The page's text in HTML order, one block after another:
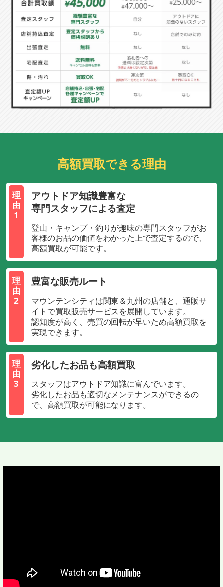
高額買取できる理由
理
由
1
アウトドア知識豊富な
専門スタッフによる査定
登山・キャンプ・釣りが趣味の専門スタッフがお
客様のお品の価値をわかった上で査定するので、
高額買取が可能です。
理
由
2
豊富な販売ルート
マウンテンシティは関東＆九州の店舗と、通販サ
イトで買取販売サービスを展開しています。
認知度が高く、売買の回転が早いため高額買取を
実現できます。
理
由
3
劣化したお品も高額買取
スタッフはアウトドア知識に富んでいます。
劣化したお品も適切なメンテナンスができるの
で、高額買取が可能になります。